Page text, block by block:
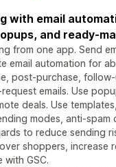
with email
and ready-
from one app. Send
email automation for
post-purchase,
emails. Use
deals. Use
modes, anti-spam
to reduce sending
shoppers, increase
with GSC.